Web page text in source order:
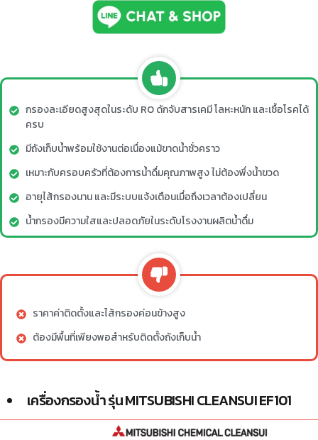
กรองละเอียดสูงสุดในระดับ RO ดักจับสารเคมี โลหะหนัก และเชื้อโรคได้
ครบ
มีถังเก็บน้ำพร้อมใช้งานต่อเนื่องแม้ขาดน้ำชั่วคราว
เหมาะกับครอบครัวที่ต้องการน้ำดื่มคุณภาพสูง ไม่ต้องพึ่งน้ำขวด
อายุไส้กรองนาน และมีระบบแจ้งเตือนเมื่อถึงเวลาต้องเปลี่ยน
น้ำกรองมีความใสและปลอดภัยในระดับโรงงานผลิตน้ำดื่ม
ราคาค่าติดตั้งและไส้กรองค่อนข้างสูง
ต้องมีพื้นที่เพียงพอสำหรับติดตั้งถังเก็บน้ำ
เครื่องกรองน้ำ รุ่น MITSUBISHI CLEANSUI EF101